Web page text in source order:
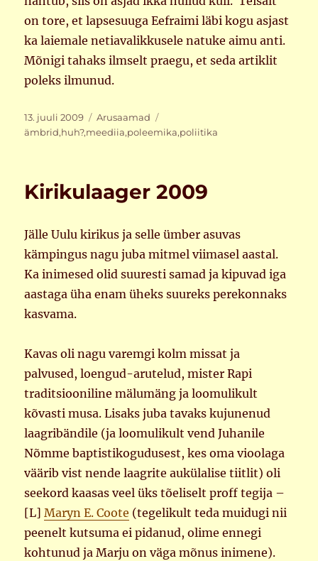
on tore, et lapsesuuga Eefraimi läbi kogu asjast
ka laiemale netiavalikkusele natuke aimu anti.
Mõnigi tahaks ilmselt praegu, et seda artiklit
poleks ilmunud.
Postitatud
13. juuli 2009 Rubriigid
Arusaamad
ämbrid,huh?,meediia,poleemika,poliitika
Kirikulaager 2009
Jälle Uulu kirikus ja selle ümber asuvas
kämpingus nagu juba mitmel viimasel aastal.
Ka inimesed olid suuresti samad ja kipuvad iga
aastaga üha enam üheks suureks perekonnaks
kasvama.
Kavas oli nagu varemgi kolm missat ja
palvused, loengud-arutelud, mister Rapi
traditsiooniline mälumäng ja loomulikult
kõvasti musa. Lisaks juba tavaks kujunenud
laagribändile (ja loomulikult vend Juhanile
Nõmme baptistikogudusest, kes oma vioolaga
väärib vist nende laagrite aukülalise tiitlit) oli
seekord kaasas veel üks tõeliselt proff tegija –
[L]Maryn E. Coote (tegelikult teda muidugi nii
peenelt kutsuma ei pidanud, olime ennegi
kohtunud ja Marju on väga mõnus inimene).